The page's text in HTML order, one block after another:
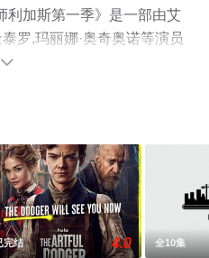
利加斯第一季》是一部由艾
罗,玛丽娜·奥奇奥诺等演员
结局剧情已揭晓（全6集），
电视剧、电视猫或剧情网

完结 4.0 全10集